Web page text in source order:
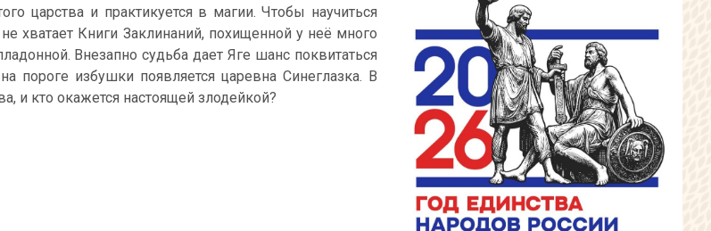
царства и практикуется в магии. Чтобы научиться
хватает Книги Заклинаний, похищенной у неё много
Внезапно судьба дает Яге шанс поквитаться
пороге избушки появляется царевна Синеглазка. В
и кто окажется настоящей злодейкой?